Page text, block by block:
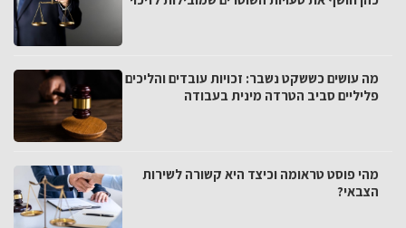
מה עושים כששקט נשבר: זכויות עובדים והליכים
פליליים סביב הטרדה מינית בעבודה
מהי פוסט טראומה וכיצד היא קשורה לשירות
הצבאי?